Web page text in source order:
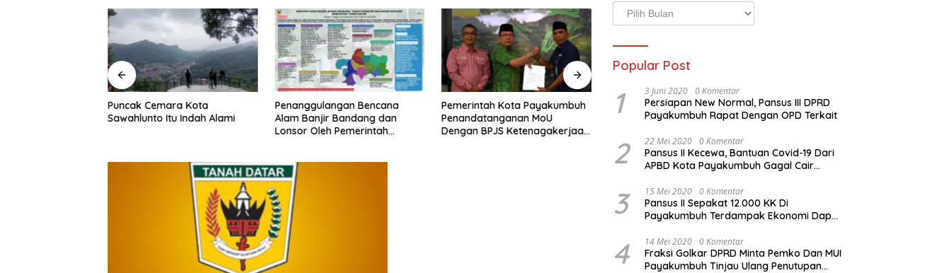
Puncak Cemara Kota
Sawahlunto Itu Indah Alami
Penanggulangan Bencana
Alam Banjir Bandang dan
Lonsor Oleh Pemerintah
Pemerintah Kota Payakumbuh
Penandatanganan MoU
Dengan BPJS Ketenagakerjaan
Propemperda Kabupaten
Tanah Datar Disetujui
Arsip
Berita
Popular Post
1 3 Juni 2020 0 Komentar
Persiapan New Normal, Pansus III DPRD
Payakumbuh Rapat Dengan OPD Terkait
2 22 Mei 2020 0 Komentar
Pansus II Kecewa, Bantuan Covid-19 Dari
APBD Kota Payakumbuh Gagal Cair
3 15 Mei 2020 0 Komentar
Pansus II Sepakat 12.000 KK Di
Payakumbuh Terdampak Ekonomi Dapat
4 14 Mei 2020 0 Komentar
Fraksi Golkar DPRD Minta Pemko Dan MUI
Payakumbuh Tinjau Ulang Penutupan